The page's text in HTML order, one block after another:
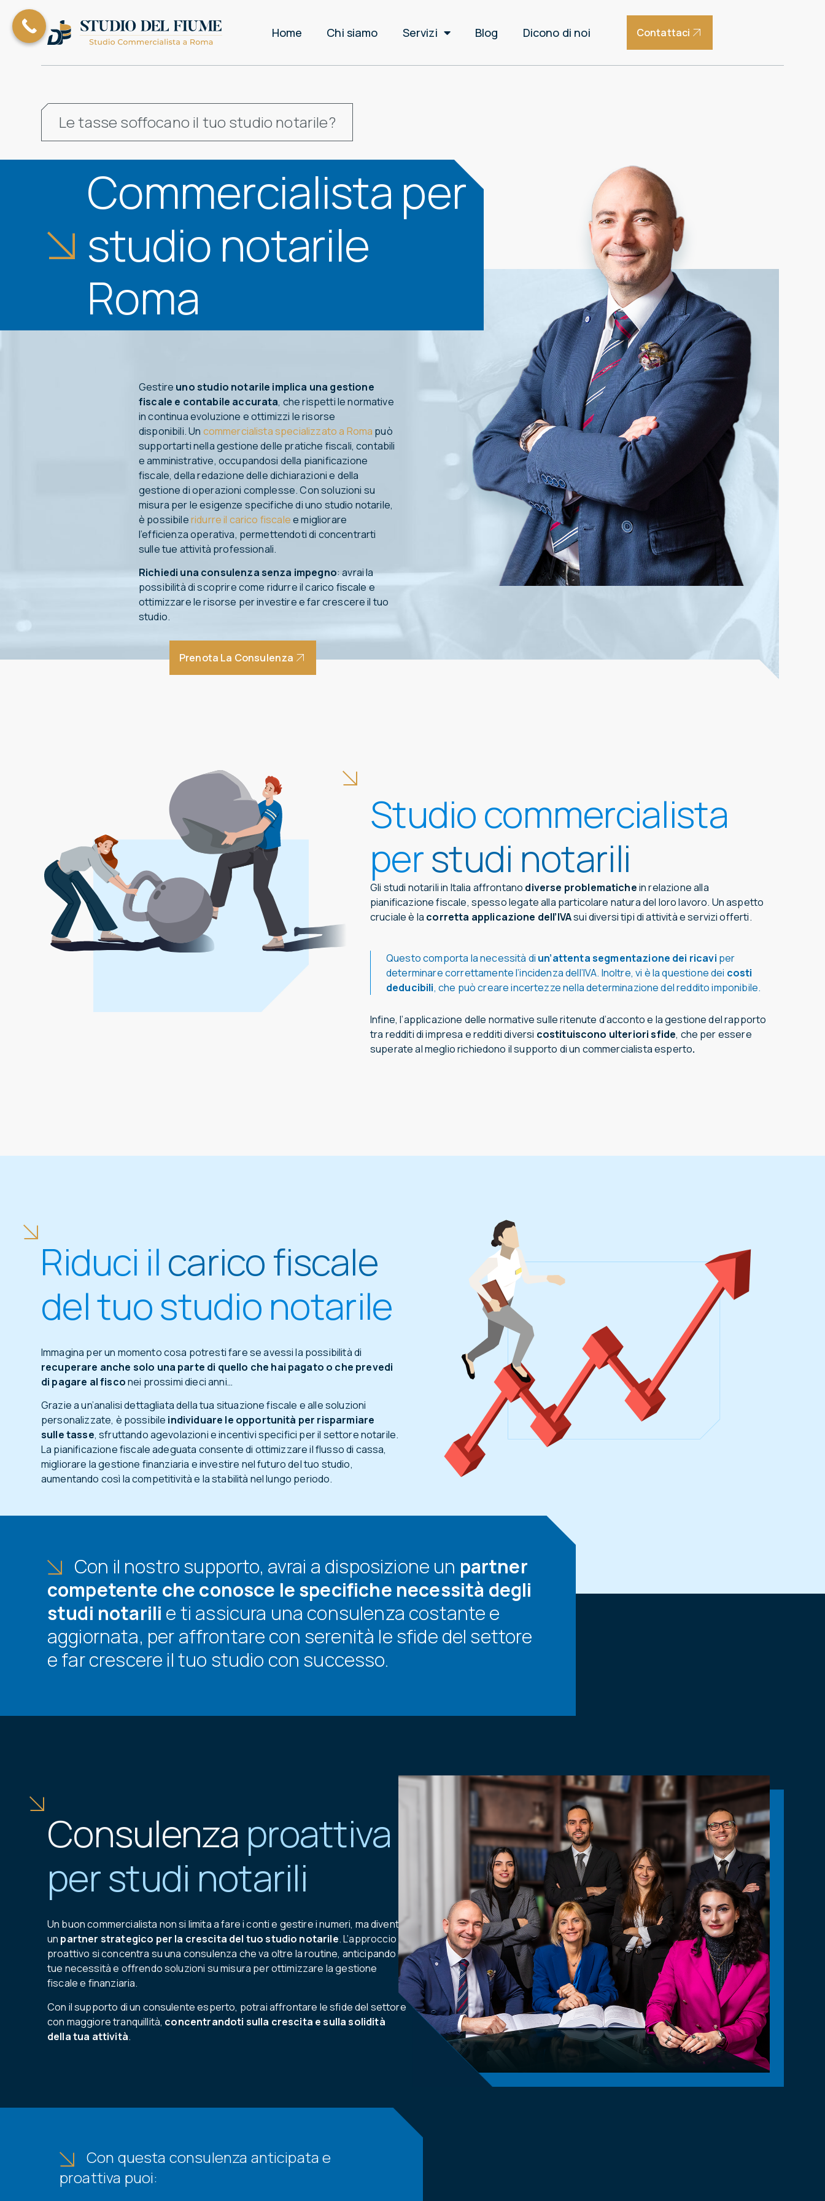
Home Chi siamo Servizi Blog Dicono di noi Contattaci
Le tasse soffocano il tuo studio notarile?
Commercialista per
studio notarile
Roma
Gestire uno studio notarile implica una gestione
fiscale e contabile accurata, che rispetti le normative
in continua evoluzione e ottimizzi le risorse
disponibili. Un commercialista specializzato a Roma può
supportarti nella gestione delle pratiche fiscali, contabili
e amministrative, occupandosi della pianificazione
fiscale, della redazione delle dichiarazioni e della
gestione di operazioni complesse. Con soluzioni su
misura per le esigenze specifiche di uno studio notarile,
è possibileridurre il carico fiscalee migliorare
l’efficienza operativa, permettendoti di concentrarti
sulle tue attività professionali.
Richiedi una consulenza senza impegno: avrai la
possibilità di scoprire come ridurre il carico fiscale e
ottimizzare le risorse per investire e far crescere il tuo
studio.
Prenota La Consulenza
Studio commercialista
perstudi notarili
Gli studi notarili in Italia affrontano diverse problematichein relazione alla
pianificazione fiscale, spesso legate alla particolare natura del loro lavoro. Un aspetto
cruciale è la corretta applicazione dell’IVAsui diversi tipi di attività e servizi offerti.
Questo comporta la necessità di un’attenta segmentazione dei ricavi per
determinare correttamente l’incidenza dell’IVA. Inoltre, vi è la questione dei costi
deducibili, che può creare incertezze nella determinazione del reddito imponibile.
Infine, l’applicazione delle normative sulle ritenute d’acconto e la gestione del rapporto
tra redditi di impresa e redditi diversi costituiscono ulteriori sfide, che per essere
superate al meglio richiedono il supporto di un commercialista esperto.
⁨Riduci ilcarico fiscale
del tuo studio notarile
Immagina per un momento cosa potresti fare se avessi la possibilità di
recuperare anche solo una parte di quello che hai pagato o che prevedi
di pagare al fisconei prossimi dieci anni…
Grazie a un’analisi dettagliata della tua situazione fiscale e alle soluzioni
personalizzate, è possibile individuare le opportunità per risparmiare
sulle tasse, sfruttando agevolazioni e incentivi specifici per il settore notarile.
La pianificazione fiscale adeguata consente di ottimizzare il flusso di cassa,
migliorare la gestione finanziaria e investire nel futuro del tuo studio,
aumentando così la competitività e la stabilità nel lungo periodo.
Con il nostro supporto, avrai a disposizione un partner
competente che conosce le specifiche necessità degli
studi notarili e ti assicura una consulenza costante e
aggiornata, per affrontare con serenità le sfide del settore
e far crescere il tuo studio con successo.
Consulenza proattiva
per studi notarili
Un buon commercialista non si limita a fare i conti e gestire i numeri, ma diventa
un partner strategico per la crescita del tuo studio notarile. L’approccio
proattivo si concentra su una consulenza che va oltre la routine, anticipando le
tue necessità e offrendo soluzioni su misura per ottimizzare la gestione
fiscale e finanziaria.
Con il supporto di un consulente esperto, potrai affrontare le sfide del settore
con maggiore tranquillità, concentrandoti sulla crescita e sulla solidità
della tua attività.
Con questa consulenza anticipata e
proattiva puoi: